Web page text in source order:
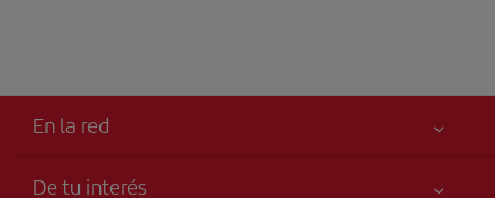
En la red
De tu interés